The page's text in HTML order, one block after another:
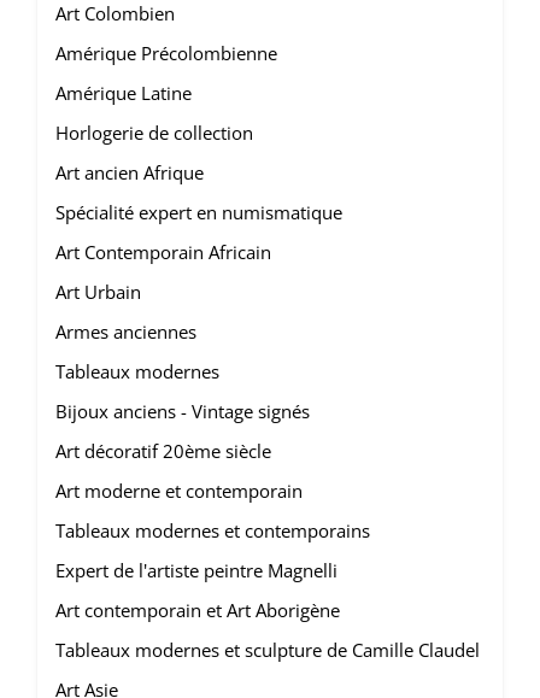
Art Colombien
Amérique Précolombienne
Amérique Latine
Horlogerie de collection
Art ancien Afrique
Spécialité expert en numismatique
Art Contemporain Africain
Art Urbain
Armes anciennes
Tableaux modernes
Bijoux anciens - Vintage signés
Art décoratif 20ème siècle
Art moderne et contemporain
Tableaux modernes et contemporains
Expert de l'artiste peintre Magnelli
Art contemporain et Art Aborigène
Tableaux modernes et sculpture de Camille Claudel
Art Asie